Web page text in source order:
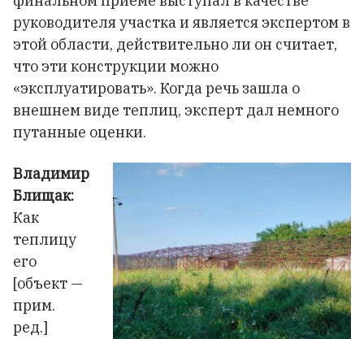
руководителя участка и является экспертом в
этой области, действительно ли он считает,
что эти конструкции можно
«эксплуатировать». Когда речь зашла о
внешнем виде теплиц, эксперт дал немного
путанные оценки.
Владимир
Блищак:
Как
теплицу
его
[объект —
прим.
ред.]